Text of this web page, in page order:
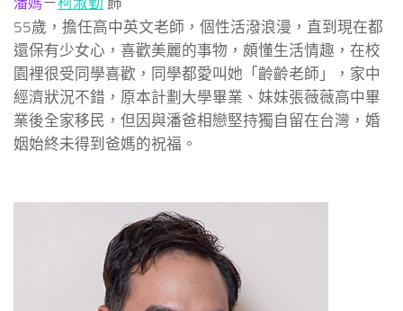
55歲，擔任高中英文老師，個性活潑浪漫，直到現在都
還保有少女心，喜歡美麗的事物，頗懂生活情趣，在校
園裡很受同學喜歡，同學都愛叫她「齡齡老師」，家中
經濟狀況不錯，原本計劃大學畢業、妹妹張薇薇高中畢
業後全家移民，但因與潘爸相戀堅持獨自留在台灣，婚
姻始終未得到爸媽的祝福。